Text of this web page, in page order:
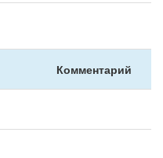
Комментарий